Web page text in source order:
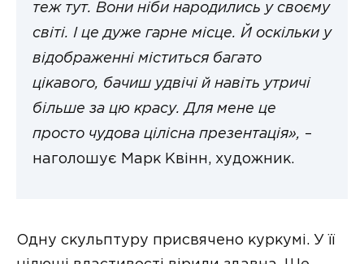
теж тут. Вони ніби народились у своєму
світі. І це дуже гарне місце. Й оскільки у
відображенні міститься багато
цікавого, бачиш удвічі й навіть утричі
більше за цю красу. Для мене це
просто чудова цілісна презентація», –
наголошує Марк Квінн, художник.
Одну скульптуру присвячено куркумі. У її